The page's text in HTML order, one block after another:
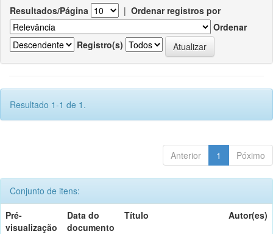
Resultados/Página | Ordenar registros por
Ordenar
Registro(s)
Resultado 1-1 de 1.
Anterior 1 Póximo
Conjunto de itens:
Pré-
visualização
Data do
documento
Título Autor(es)